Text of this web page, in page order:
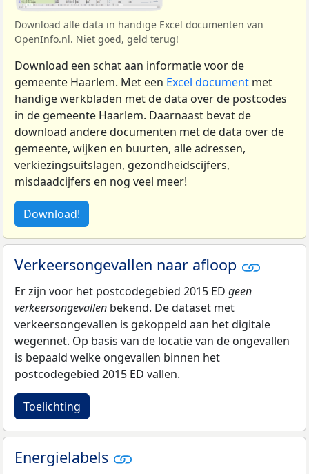
Download alle data in handige Excel documenten van
OpenInfo.nl. Niet goed, geld terug!
Download een schat aan informatie voor de
gemeente Haarlem. Met een Excel document met
handige werkbladen met de data over de postcodes
in de gemeente Haarlem. Daarnaast bevat de
download andere documenten met de data over de
gemeente, wijken en buurten, alle adressen,
verkiezingsuitslagen, gezondheidscijfers,
misdaadcijfers en nog veel meer!
Download!
Verkeersongevallen naar afloop
Er zijn voor het postcodegebied 2015 ED geen
verkeersongevallen bekend. De dataset met
verkeersongevallen is gekoppeld aan het digitale
wegennet. Op basis van de locatie van de ongevallen
is bepaald welke ongevallen binnen het
postcodegebied 2015 ED vallen.
Toelichting
Energielabels